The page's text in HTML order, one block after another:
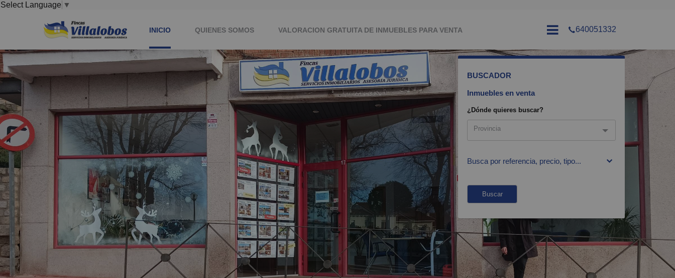
Select Language ▼
INICIO QUIENES SOMOS VALORACION GRATUITA DE INMUEBLES PARA VENTA
COLABORA CON NOSOTROS CONTACTO
640051332
BUSCADOR
Inmuebles en venta
¿Dónde quieres buscar?
Provincia
Madrid
Toledo
Busca por referencia, precio, tipo...
Buscar